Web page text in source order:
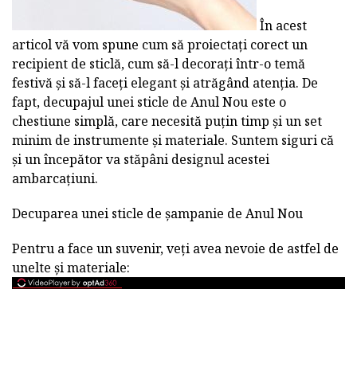
În acest
articol vă vom spune cum să proiectați corect un
recipient de sticlă, cum să-l decorați într-o temă
festivă și să-l faceți elegant și atrăgând atenția. De
fapt, decupajul unei sticle de Anul Nou este o
chestiune simplă, care necesită puțin timp și un set
minim de instrumente și materiale. Suntem siguri că
și un începător va stăpâni designul acestei
ambarcațiuni.
Decuparea unei sticle de șampanie de Anul Nou
Pentru a face un suvenir, veți avea nevoie de astfel de
unelte și materiale: